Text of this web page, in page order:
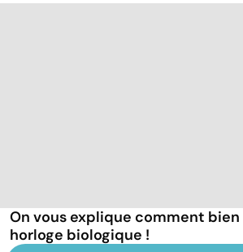
On vous explique comment
horloge biologique !